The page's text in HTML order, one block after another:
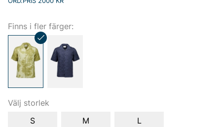
Finns i fler färger:
Välj storlek
S
M L